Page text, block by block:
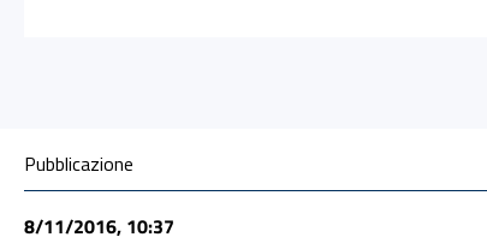
Condivisione social
Pubblicazione
8/11/2016, 10:37